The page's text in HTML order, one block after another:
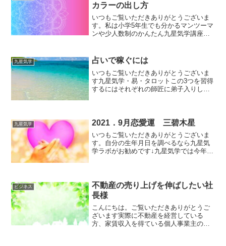
カラーの出し方
いつもご覧いただきありがとうございま
す。私は小学5年生でも分かるマンツーマ
ンや少人数制のかんたん九星気学講座を
キーカラーの出し方を教えています。九
星気学を少しお勉強した...
九星気学 占いで稼ぐには
いつもご覧いただきありがとうございま
す九星気学・易・タロットこの3つを習得
するにはそれぞれの師匠に弟子入りしプ
ね。数ある占い師がいる...
九星気学 2021．9月恋愛運 三碧木星
いつもご覧いただきありがとうございま
す。自分の生年月日を調べるなら九星気
学ラボがお勧めです↓九星気学では今年は
周易で見てみると9...
ビジネス
不動産の売り上げを伸ばしたい社
長様
こんにちは。ご覧いただきありがとうご
ざいます実際に不動産を経営している
方、家賃収入を得ている個人事業主の方